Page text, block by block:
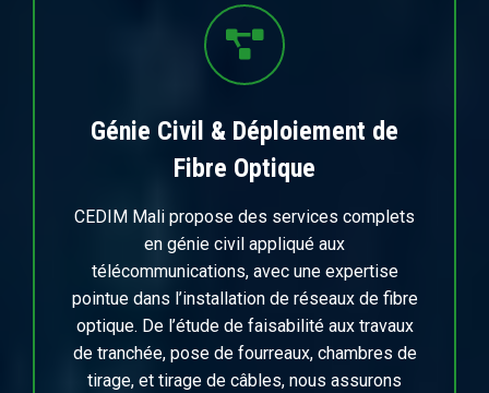
Génie Civil & Déploiement de
Fibre Optique
CEDIM Mali propose des services complets
en génie civil appliqué aux
télécommunications, avec une expertise
pointue dans l’installation de réseaux de fibre
optique. De l’étude de faisabilité aux travaux
de tranchée, pose de fourreaux, chambres de
tirage, et tirage de câbles, nous assurons